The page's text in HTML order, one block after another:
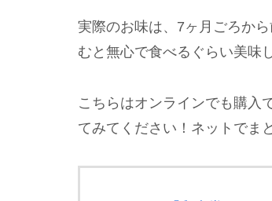
実際のお味は、7ヶ月ごろか
むと無心で食べるぐらい美味
こちらはオンラインでも購入
てみてください！ネットでま